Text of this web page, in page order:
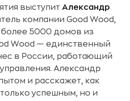
выступит Александр
компании Good Wood,
более 5000 домов из
Wood — единственный
в России, работающий
Александр
и расскажет, как
успешным, но и